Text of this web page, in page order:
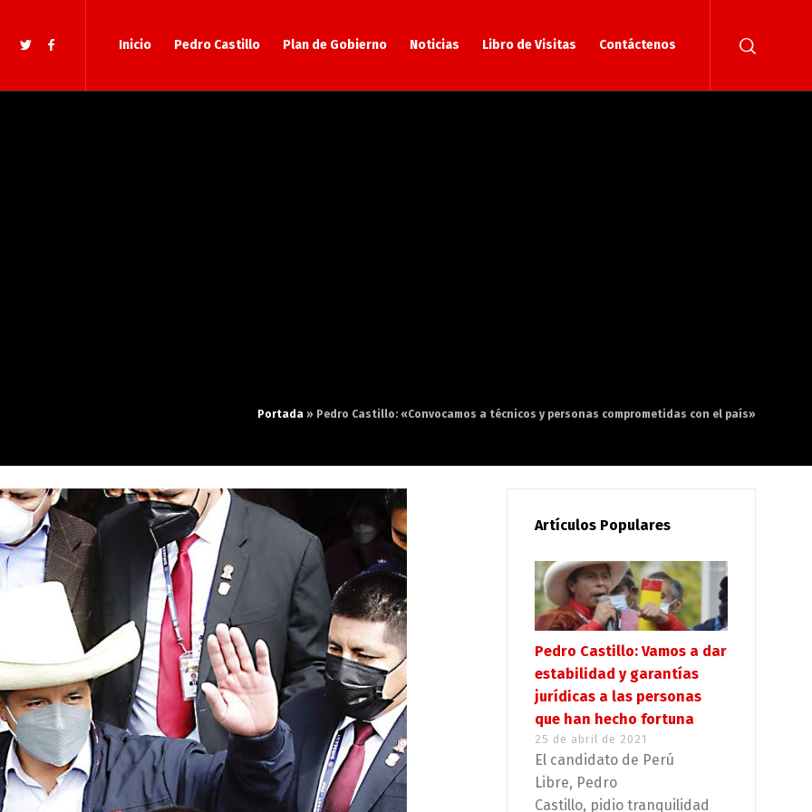
Inicio Pedro Castillo Plan de Gobierno Noticias Libro de Visitas Contáctenos
Portada » Pedro Castillo: «Convocamos a técnicos y personas comprometidas con el país»
Artículos Populares
Pedro Castillo: Vamos a dar
estabilidad y garantías
jurídicas a las personas
que han hecho fortuna
25 de abril de 2021
El candidato de Perú
Libre, Pedro
Castillo, pidio tranquilidad